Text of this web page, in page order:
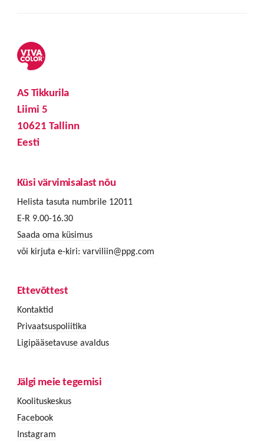
AS Tikkurila
Liimi 5
10621 Tallinn
Eesti
Küsi värvimisalast nõu
Helista tasuta numbrile 12011
E-R 9.00-16.30
Saada oma küsimus
või kirjuta e-kiri: varviliin@ppg.com
Ettevõttest
Kontaktid
Privaatsuspoliitika
Ligipääsetavuse avaldus
Jälgi meie tegemisi
Koolituskeskus
Facebook
Instagram